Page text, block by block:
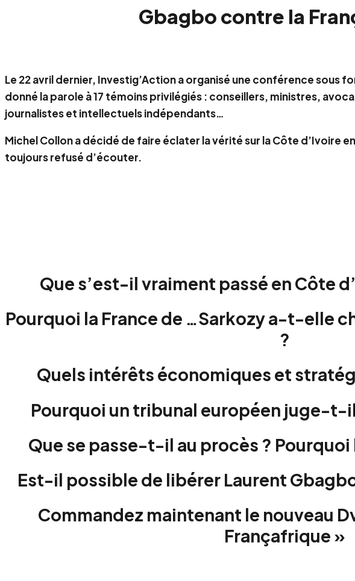
Gbagbo contre la
Le 22 avril dernier, Investig’Action a organisé une conférence sous
donné la parole à 17 témoins privilégiés : conseillers, ministres,
journalistes et intellectuels indépendants…
Michel Collon a décidé de faire éclater la vérité sur la Côte d’Ivoire
toujours refusé d’écouter.
Que s’est-il vraiment passé en Côte
Pourquoi la France de …Sarkozy a-t-elle
?
Quels intérêts économiques et
Pourquoi un tribunal européen juge-t-
Que se passe-t-il au procès ? Pourquoi
Est-il possible de libérer Laurent
Commandez maintenant le nouveau
Françafrique »